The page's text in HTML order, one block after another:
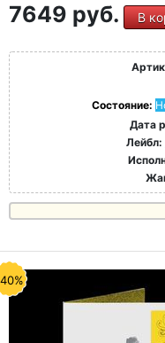
7649 руб. В
Состояние:
Дата
Лейбл: